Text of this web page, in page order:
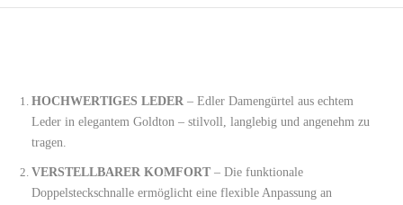
HOCHWERTIGES LEDER – Edler Damengürtel aus echtem
Leder in elegantem Goldton – stilvoll, langlebig und angenehm zu
tragen.
VERSTELLBARER KOMFORT – Die funktionale
Doppelsteckschnalle ermöglicht eine flexible Anpassung an